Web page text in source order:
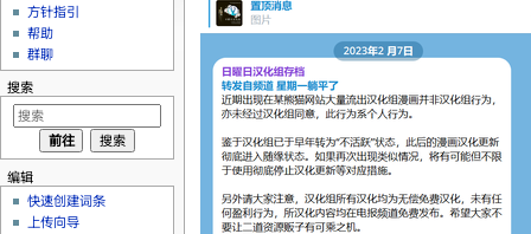
方针指引
帮助
群聊
搜索
编辑
快速创建词条
上传向导